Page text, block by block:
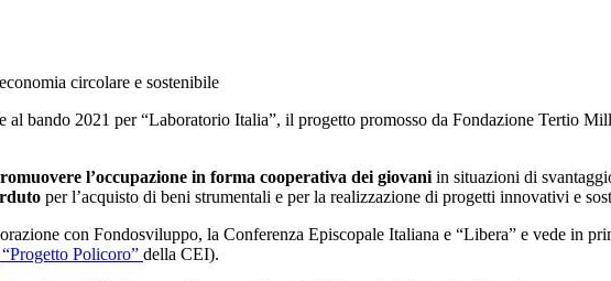
circolare e sostenibile
al bando 2021 per “Laboratorio Italia”, il progetto promosso da Fondazione Tertio
l’occupazione in forma cooperativa dei giovani in situazioni di
per l’acquisto di beni strumentali e per la realizzazione di progetti innovativi e
con Fondosviluppo, la Conferenza Episcopale Italiana e “Libera” e vede in
“Progetto Policoro” della CEI).